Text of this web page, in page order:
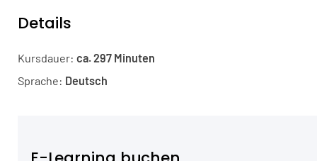
Details
Kursdauer:ca. 297 Minuten
Sprache: Deutsch